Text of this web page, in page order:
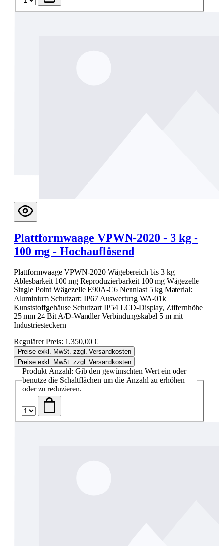
Plattformwaage VPWN-2020 - 3 kg -
100 mg - Hochauflösend
Plattformwaage VPWN-2020 Wägebereich bis 3 kg
Ablesbarkeit 100 mg Reproduzierbarkeit 100 mg Wägezelle
Single Point Wägezelle E90A-C6 Nennlast 5 kg Material:
Aluminium Schutzart: IP67 Auswertung WA-01k
Kunststoffgehäuse Schutzart IP54 LCD-Display, Ziffernhöhe
25 mm 24 Bit A/D-Wandler Verbindungskabel 5 m mit
Industriesteckern
Regulärer Preis: 1.350,00 €
Preise exkl. MwSt. zzgl. Versandkosten
Preise exkl. MwSt. zzgl. Versandkosten
Produkt Anzahl: Gib den gewünschten Wert ein oder
benutze die Schaltflächen um die Anzahl zu erhöhen
oder zu reduzieren.